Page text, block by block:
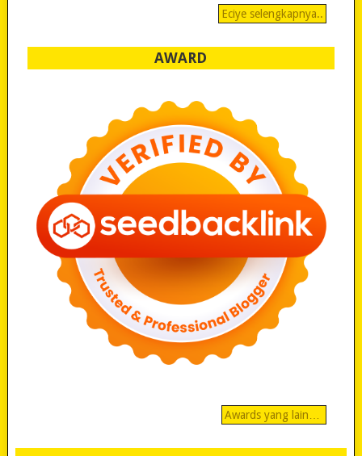
Eciye selengkapnya..
AWARD
Awards yang lain…